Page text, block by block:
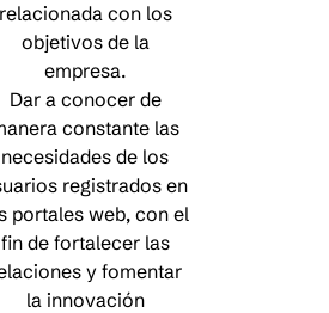
relacionada con los
objetivos de la
empresa.
Dar a conocer de
constante las
necesidades de los
registrados en
portales web, con el
fin de fortalecer las
y fomentar
la innovación